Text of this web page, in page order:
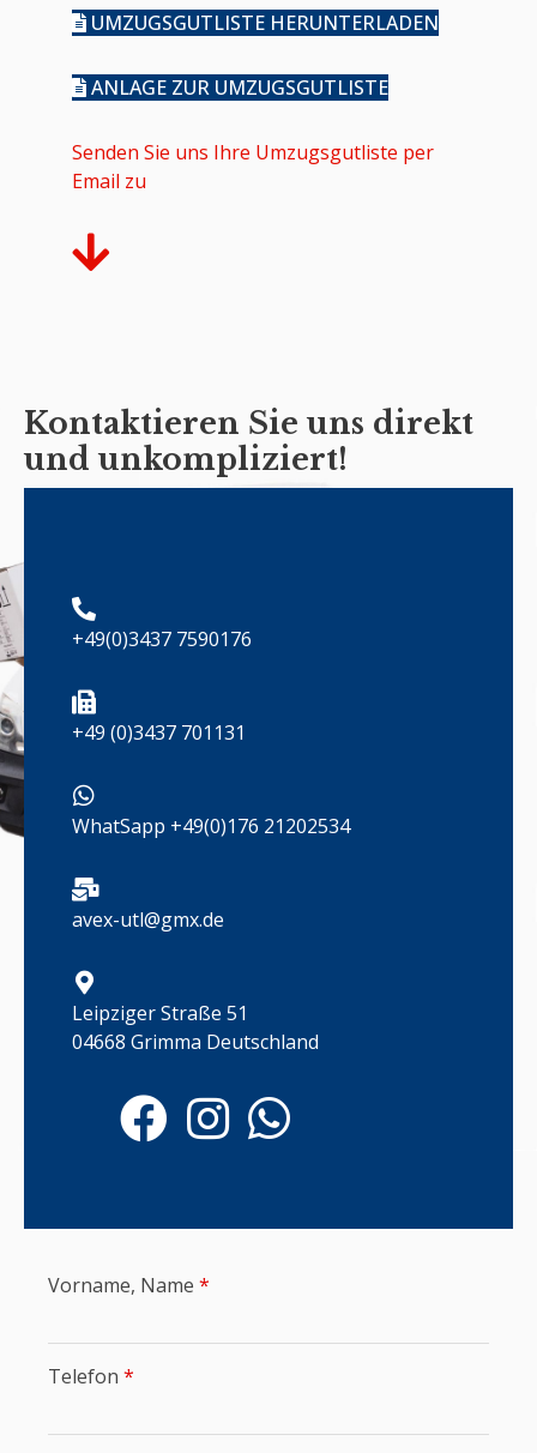
UMZUGSGUTLISTE HERUNTERLADEN
ANLAGE ZUR UMZUGSGUTLISTE
Senden Sie uns Ihre Umzugsgutliste per
Email zu
Kontaktieren Sie uns direkt
und unkompliziert!
+49(0)3437 7590176
+49 (0)3437 701131
WhatSapp +49(0)176 21202534
avex-utl@gmx.de
Leipziger Straße 51
04668 Grimma Deutschland
Vorname, Name *
Telefon *